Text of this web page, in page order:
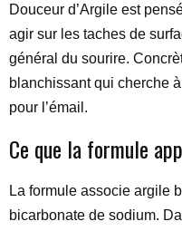
Douceur d’Argile est
agir sur les taches de
général du sourire.
blanchissant qui cherche
pour l’émail.
Ce que la formule
La formule associe argile
bicarbonate de sodium.